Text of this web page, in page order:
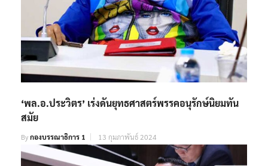
‘พล.อ.ประวิตร’ เร่งดันยุทธศาสตร์พรรคอนุรักษ์นิยมทัน
สมัย
Byกองบรรณาธิการ 1 13 กุมภาพันธ์ 2024